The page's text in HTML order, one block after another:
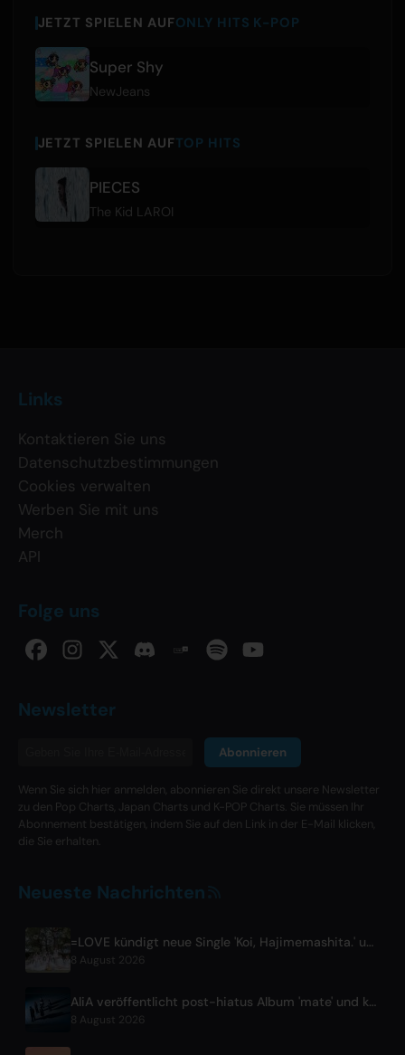
JETZT SPIELEN AUFONLY HITS K-POP
Super Shy
NewJeans
JETZT SPIELEN AUFTOP HITS
PIECES
The Kid LAROI
Links
Kontaktieren Sie uns
Datenschutzbestimmungen
Cookies verwalten
Werben Sie mit uns
Merch
API
Folge uns
Newsletter
Abonnieren
Wenn Sie sich hier anmelden, abonnieren Sie direkt unsere Newsletter
zu den Pop Charts, Japan Charts und K-POP Charts. Sie müssen Ihr
Abonnement bestätigen, indem Sie auf den Link in der E-Mail klicken,
die Sie erhalten.
Neueste Nachrichten
=LOVE kündigt neue Single 'Koi, Hajimemashita.' und Tokyo-Dome-Konzerte an
8 August 2026
AliA veröffentlicht post-hiatus Album 'mate' und kündigt Tokyo Live an
8 August 2026